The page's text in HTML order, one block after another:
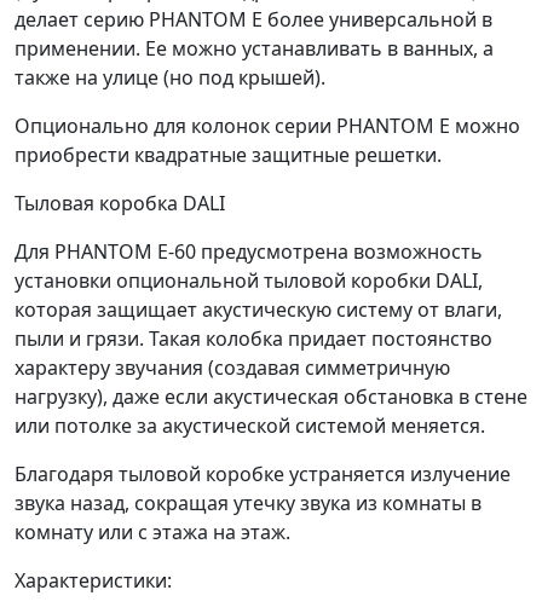
делает серию PHANTOM E более универсальной в
применении. Ее можно устанавливать в ванных, а
также на улице (но под крышей).
Опционально для колонок серии PHANTOM E можно
приобрести квадратные защитные решетки.
Тыловая коробка DALI
Для PHANTOM E-60 предусмотрена возможность
установки опциональной тыловой коробки DALI,
которая защищает акустическую систему от влаги,
пыли и грязи. Такая колобка придает постоянство
характеру звучания (создавая симметричную
нагрузку), даже если акустическая обстановка в стене
или потолке за акустической системой меняется.
Благодаря тыловой коробке устраняется излучение
звука назад, сокращая утечку звука из комнаты в
комнату или с этажа на этаж.
Характеристики: